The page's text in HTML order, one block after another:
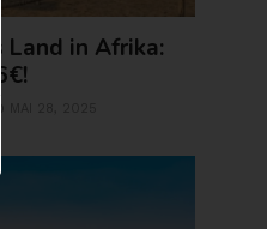
Land in Afrika: